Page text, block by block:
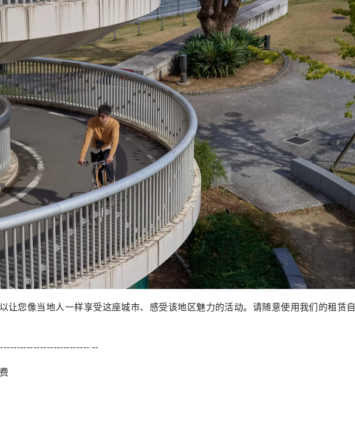
让您像当地人一样享受这座城市、感受该地区魅力的活动。请随意使用我们的租赁自
--